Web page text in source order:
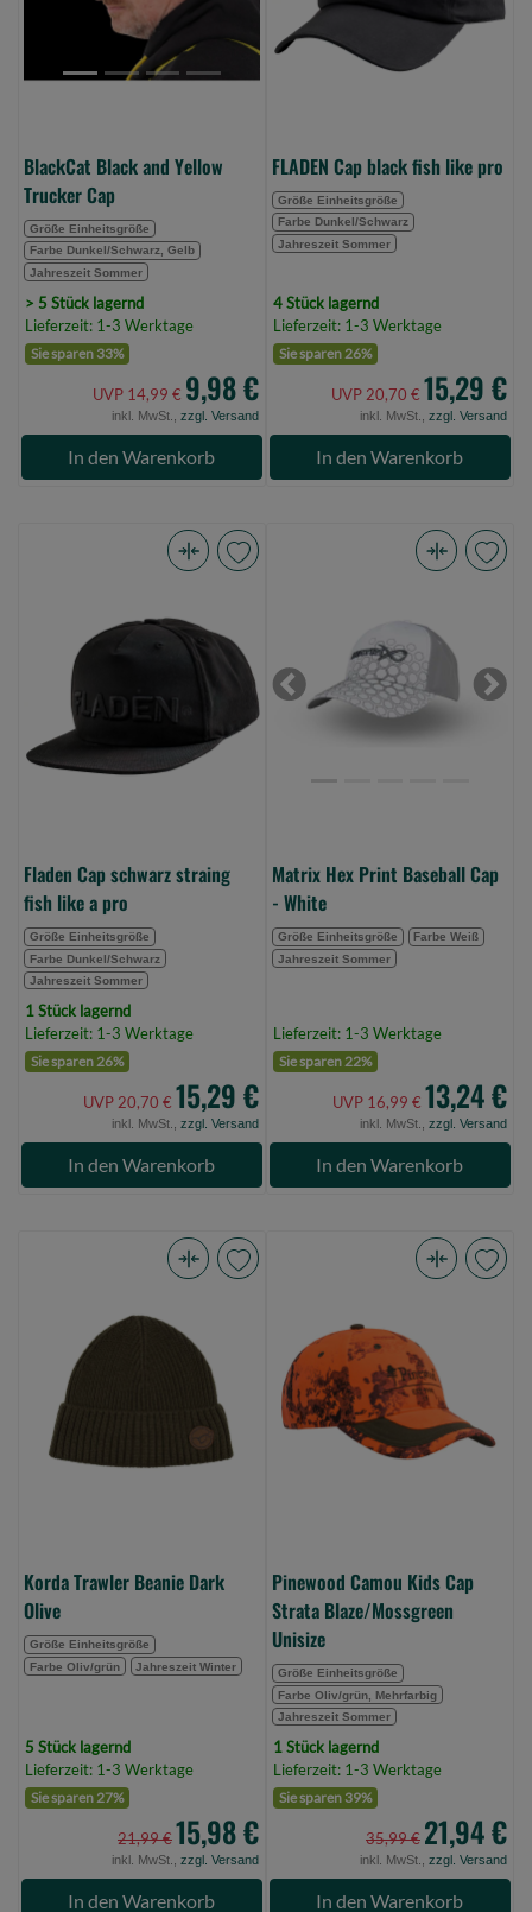
BlackCat Black and Yellow
Trucker Cap
Größe Einheitsgröße
Farbe Dunkel/Schwarz, Gelb
Jahreszeit Sommer
> 5 Stück lagernd
Lieferzeit: 1-3 Werktage
Sie sparen 33%
UVP 14,99 € 9,98 €
inkl. MwSt., zzgl. Versand
In den Warenkorb
(Bild
FLADEN Cap black fish like pro
Größe Einheitsgröße
Farbe Dunkel/Schwarz
Jahreszeit Sommer
4 Stück lagernd
Lieferzeit: 1-3 Werktage
Sie sparen 26%
UVP 20,70 € 15,29 €
inkl. MwSt., zzgl. Versand
In den Warenkorb
schwarz
straing
a
Fladen Cap schwarz straing
fish like a pro
Größe Einheitsgröße
Farbe Dunkel/Schwarz
Jahreszeit Sommer
1 Stück lagernd
Lieferzeit: 1-3 Werktage
Sie sparen 26%
UVP 20,70 € 15,29 €
inkl. MwSt., zzgl. Versand
In den Warenkorb
Baseball
CapPrevious Next
Matrix Hex Print Baseball Cap
- White
Größe Einheitsgröße
Farbe Weiß
Jahreszeit Sommer
Lieferzeit: 1-3 Werktage
Sie sparen 22%
UVP 16,99 € 13,24 €
inkl. MwSt., zzgl. Versand
In den Warenkorb
Olive
(Bild
Korda Trawler Beanie Dark
Olive
Größe Einheitsgröße
Farbe Oliv/grün
Jahreszeit Winter
5 Stück lagernd
Lieferzeit: 1-3 Werktage
Sie sparen 27%
21,99 €15,98 €
inkl. MwSt., zzgl. Versand
In den Warenkorb
Kids
Cap
Strata
Blaze/Mossgreen
Pinewood Camou Kids Cap
Strata Blaze/Mossgreen
Unisize
Größe Einheitsgröße
Farbe Oliv/grün, Mehrfarbig
Jahreszeit Sommer
1 Stück lagernd
Lieferzeit: 1-3 Werktage
Sie sparen 39%
35,99 € 21,94 €
inkl. MwSt., zzgl. Versand
In den Warenkorb